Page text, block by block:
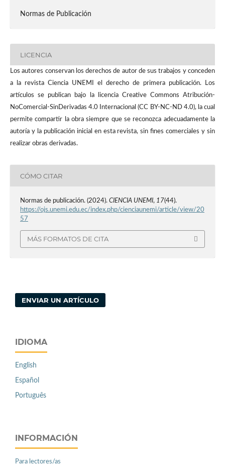
Normas de Publicación
LICENCIA
Los autores conservan los derechos de autor de sus trabajos y conceden
a la revista Ciencia UNEMI el derecho de primera publicación. Los
artículos se publican bajo la licencia Creative Commons Atribución-
NoComercial-SinDerivadas 4.0 Internacional (CC BY-NC-ND 4.0), la cual
permite compartir la obra siempre que se reconozca adecuadamente la
autoría y la publicación inicial en esta revista, sin fines comerciales y sin
realizar obras derivadas.
CÓMO CITAR
Normas de publicación. (2024). CIENCIA UNEMI, 17(44).
https://ojs.unemi.edu.ec/index.php/cienciaunemi/article/view/20
57
MÁS FORMATOS DE CITA
ENVIAR UN ARTÍCULO
IDIOMA
English
Español
Português
INFORMACIÓN
Para lectores/as